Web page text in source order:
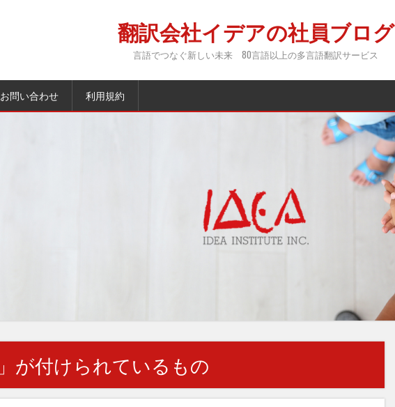
翻訳会社イデアの社員ブログ
言語でつなぐ新しい未来 80言語以上の多言語翻訳サービス
お問い合わせ 利用規約
」が付けられているもの